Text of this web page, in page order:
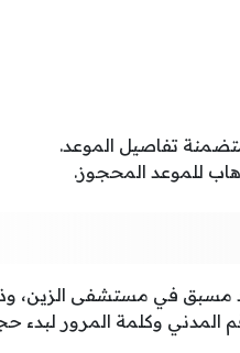
تفاصيل الموعد.
للموعد المحجوز.
مسبق في مستشفى الزين،
وكلمة المرور لبدء